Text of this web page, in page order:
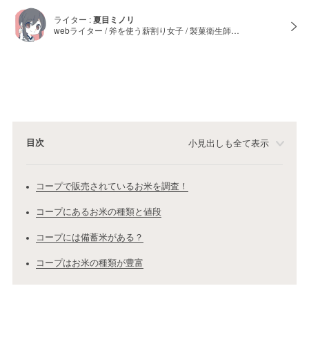
ライター :夏目ミノリ
webライター / 斧を使う薪割り女子 / 製菓衛生師…
目次 小見出しも全て表示
コープで販売されているお米を調査！
コープにあるお米の種類と値段
コープには備蓄米がある？
コープはお米の種類が豊富